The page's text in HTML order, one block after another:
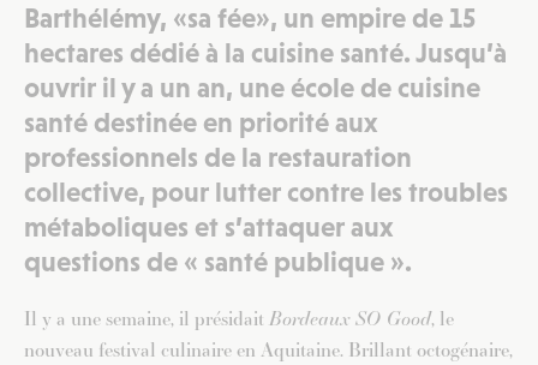
Barthélémy, «sa fée», un empire de 15
hectares dédié à la cuisine santé. Jusqu’à
ouvrir il y a un an, une école de cuisine
santé destinée en priorité aux
professionnels de la restauration
collective, pour lutter contre les troubles
métaboliques et s’attaquer aux
questions de « santé publique ».
Il y a une semaine, il présidait Bordeaux SO Good, le
nouveau festival culinaire en Aquitaine. Brillant octogénaire,